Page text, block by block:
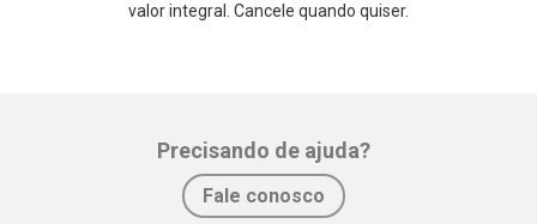
valor integral. Cancele quando quiser.
Precisando de ajuda?
Fale conosco